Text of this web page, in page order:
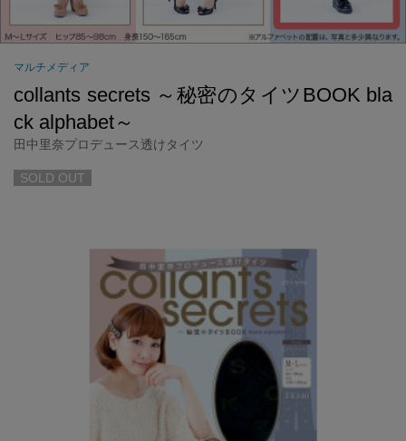
マルチメディア
collants secrets ～秘密のタイツBOOK bla
ck alphabet～
田中里奈プロデュース透けタイツ
SOLD OUT